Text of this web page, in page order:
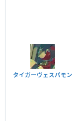
タイガーヴェスパモン